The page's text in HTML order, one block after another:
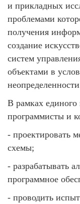
и прикладных
проблемами
получения
создание
систем
объектами в
В рамках
программисты и
- проектировать
схемы;
- разрабатывать
программное
- проводить